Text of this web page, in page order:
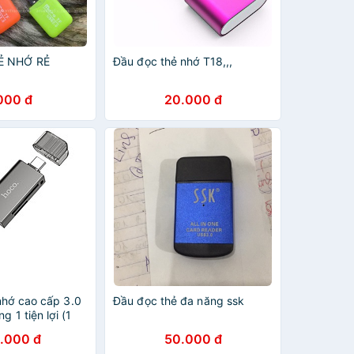
NHỚ RẺ
đ
Đầu đọc thẻ nhớ T18,,,
20.000 đ
cao cấp 3.0
1 tiện lợi (1
ảnh đọc thẻ
đ
Đầu đọc thẻ đa năng ssk
50.000 đ